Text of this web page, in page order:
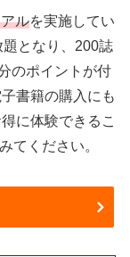
ルを実施してい
となり、200誌
のポイントが付
書籍の購入にも
に体験できるこ
てください。